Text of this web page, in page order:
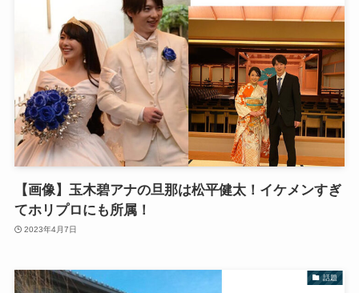
【画像】玉木碧アナの旦那は松平健太！イケメンすぎ
てホリプロにも所属！
2023年4月7日
話題